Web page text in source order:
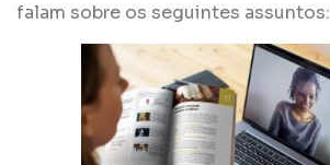
falam sobre os seguintes assuntos: